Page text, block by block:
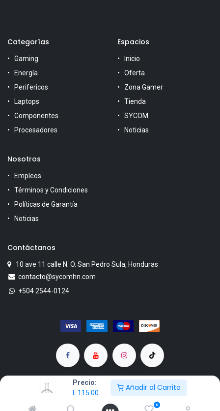
Precio:
L 115.00
Añadir al Carrito
0
Categorías
Gaming
Energía
Perifericos
Laptops
Componentes
Procesadores
Espacios
Inicio
Oferta
Zona Gamer
Tienda
SYCOM
Noticias
Nosotros
Empleos
Términos y Condiciones
Políticas de Garantía
Noticias
Contáctanos
10 ave 11 calle N. O. San Pedro Sula, Honduras
contacto@sycomhn.com
+504 2544-0124